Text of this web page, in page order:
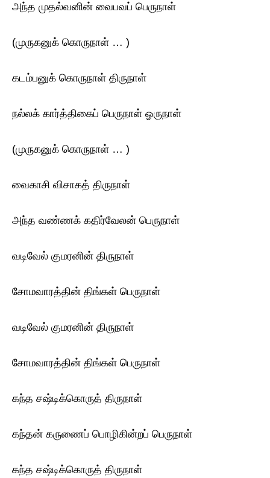
அந்த முதல்வனின் வைபவப் பெருநாள்
(முருகனுக் கொருநாள் … )
கடம்பனுக் கொருநாள் திருநாள்
நல்லக் கார்த்திகைப் பெருநாள் ஓருநாள்
(முருகனுக் கொருநாள் … )
வைகாசி விசாகத் திருநாள்
அந்த வண்ணக் கதிர்வேலன் பெருநாள்
வடிவேல் குமரனின் திருநாள்
சோமவாரத்தின் திங்கள் பெருநாள்
வடிவேல் குமரனின் திருநாள்
சோமவாரத்தின் திங்கள் பெருநாள்
கந்த சஷ்டிக்கொருத் திருநாள்
கந்தன் கருணைப் பொழிகின்றப் பெருநாள்
கந்த சஷ்டிக்கொருத் திருநாள்